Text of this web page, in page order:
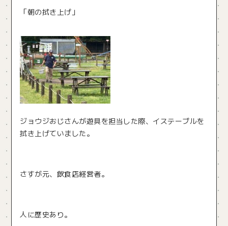
「朝の拭き上げ」
ジョウジおじさんが遊具を担当した際、イステーブルを
拭き上げていました。
さすが元、飲食店経営者。
人に歴史あり。